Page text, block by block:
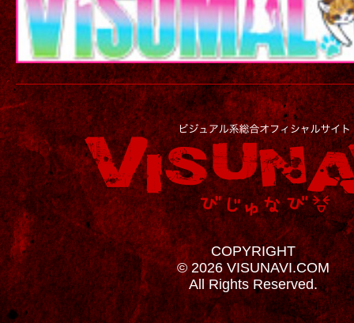
COPYRIGHT
© 2026 VISUNAVI.COM
All Rights Reserved.